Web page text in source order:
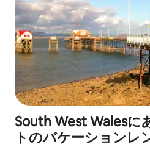
South West Walesに
トのバケーションレ